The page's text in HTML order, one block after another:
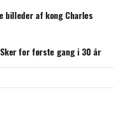
sig: Derfor fik kronprins
navn baseret på hjemby
billeder af kong Charles
for første gang i 30 år